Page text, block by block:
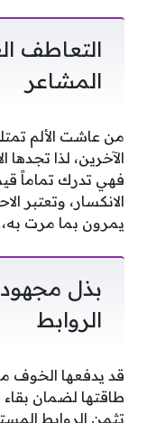
التعاطف
المشاعر
من عاشت الألم
الآخرين، لذا تجدها
فهي تدرك تماماً
الانكسار، وتعتبر
يمرون بما مرت به،
بذل
الروابط
قد يدفعها الخوف
طاقتها لضمان
تثمن الروابط